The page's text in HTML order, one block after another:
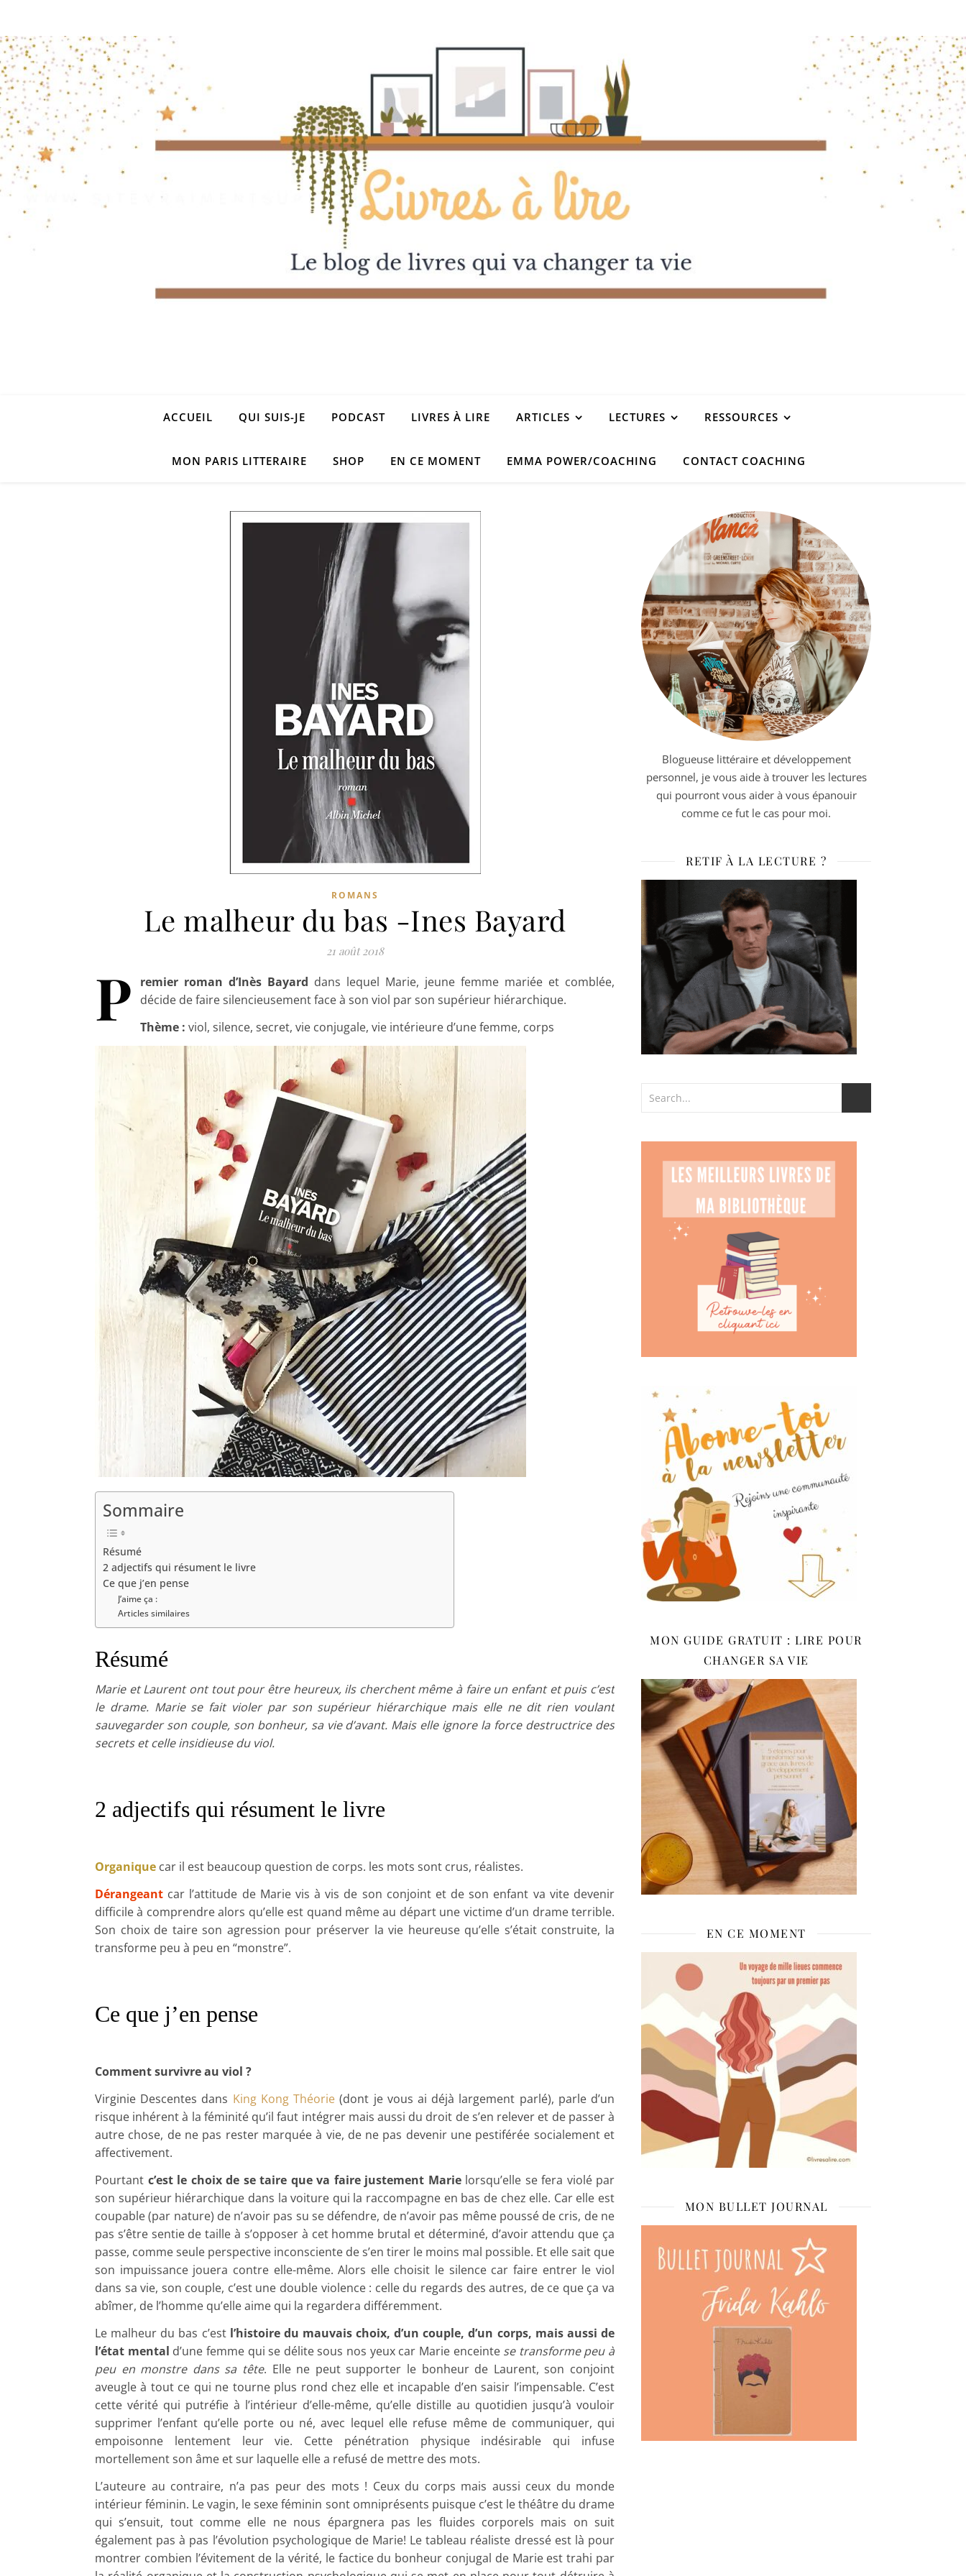
ACCUEIL QUI SUIS-JE PODCAST LIVRES À LIRE ARTICLES LECTURES RESSOURCES
MON PARIS LITTERAIRE SHOP EN CE MOMENT EMMA POWER/COACHING CONTACT COACHING
ROMANS
Le malheur du bas -Ines Bayard
21 août 2018
P remier roman d’Inès Bayard dans lequel Marie, jeune femme mariée et comblée,
décide de faire silencieusement face à son viol par son supérieur hiérarchique.
Thème : viol, silence, secret, vie conjugale, vie intérieure d’une femme, corps
Sommaire
Résumé
2 adjectifs qui résument le livre
Ce que j’en pense
J’aime ça :
Articles similaires
Résumé
Marie et Laurent ont tout pour être heureux, ils cherchent même à faire un enfant et puis c’est
le drame. Marie se fait violer par son supérieur hiérarchique mais elle ne dit rien voulant
sauvegarder son couple, son bonheur, sa vie d’avant. Mais elle ignore la force destructrice des
secrets et celle insidieuse du viol.
2 adjectifs qui résument le livre
Organique car il est beaucoup question de corps. les mots sont crus, réalistes.
Dérangeant car l’attitude de Marie vis à vis de son conjoint et de son enfant va vite devenir
difficile à comprendre alors qu’elle est quand même au départ une victime d’un drame terrible.
Son choix de taire son agression pour préserver la vie heureuse qu’elle s’était construite, la
transforme peu à peu en “monstre”.
Ce que j’en pense
Comment survivre au viol ?
Virginie Descentes dans King Kong Théorie (dont je vous ai déjà largement parlé), parle d’un
risque inhérent à la féminité qu’il faut intégrer mais aussi du droit de s’en relever et de passer à
autre chose, de ne pas rester marquée à vie, de ne pas devenir une pestiférée socialement et
affectivement.
Pourtant c’est le choix de se taire que va faire justement Marielorsqu’elle se fera violé par
son supérieur hiérarchique dans la voiture qui la raccompagne en bas de chez elle. Car elle est
coupable (par nature) de n’avoir pas su se défendre, de n’avoir pas même poussé de cris, de ne
pas s’être sentie de taille à s’opposer à cet homme brutal et déterminé, d’avoir attendu que ça
passe, comme seule perspective inconsciente de s’en tirer le moins mal possible. Et elle sait que
son impuissance jouera contre elle-même. Alors elle choisit le silence car faire entrer le viol
dans sa vie, son couple, c’est une double violence : celle du regards des autres, de ce que ça va
abîmer, de l’homme qu’elle aime qui la regardera différemment.
Le malheur du bas c’est l’histoire du mauvais choix, d’un couple, d’un corps, mais aussi de
l’état mental d’une femme qui se délite sous nos yeux car Marie enceinte se transforme peu à
peu en monstre dans sa tête. Elle ne peut supporter le bonheur de Laurent, son conjoint
aveugle à tout ce qui ne tourne plus rond chez elle et incapable d’en saisir l’impensable. C’est
cette vérité qui putréfie à l’intérieur d’elle-même, qu’elle distille au quotidien jusqu’à vouloir
supprimer l’enfant qu’elle porte ou né, avec lequel elle refuse même de communiquer, qui
empoisonne lentement leur vie. Cette pénétration physique indésirable qui infuse
mortellement son âme et sur laquelle elle a refusé de mettre des mots.
L’auteure au contraire, n’a pas peur des mots ! Ceux du corps mais aussi ceux du monde
intérieur féminin. Le vagin, le sexe féminin sont omniprésents puisque c’est le théâtre du drame
qui s’ensuit, tout comme elle ne nous épargnera pas les fluides corporels mais on suit
également pas à pas l’évolution psychologique de Marie! Le tableau réaliste dressé est là pour
montrer combien l’évitement de la vérité, le factice du bonheur conjugal de Marie est trahi par
Blogueuse littéraire et développement
personnel, je vous aide à trouver les lectures
qui pourront vous aider à vous épanouir
comme ce fut le cas pour moi.
RETIF À LA LECTURE ?
MON GUIDE GRATUIT : LIRE POUR
CHANGER SA VIE
EN CE MOMENT
MON BULLET JOURNAL